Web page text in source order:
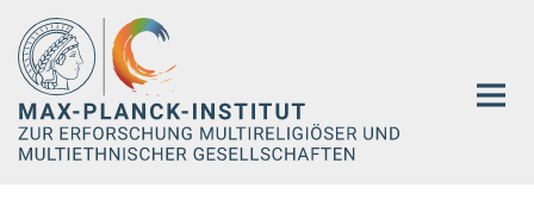
Hauptinhalt